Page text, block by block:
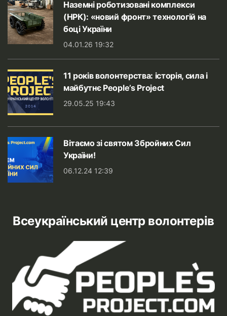
Наземні роботизовані комплекси
(НРК): «новий фронт» технологій на
боці України
04.01.26 19:32
11 років волонтерства: історія, сила і
майбутнє People’s Project
29.05.25 19:43
Вітаємо зі святом Збройних Сил
України!
06.12.24 12:39
Всеукраїнський центр волонтерів